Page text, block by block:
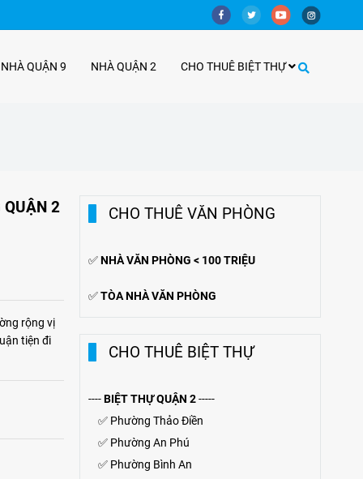
QUẬN 9 NHÀ QUẬN 2 CHO THUÊ BIỆT THỰ
QUẬN 2
rộng vị
tiện đi
CHO THUÊ VĂN PHÒNG
✅NHÀ VĂN PHÒNG < 100 TRIỆU
✅TÒA NHÀ VĂN PHÒNG
CHO THUÊ BIỆT THỰ
----BIỆT THỰ QUẬN 2-----
✅ Phường Thảo Điền
✅ Phường An Phú
✅ Phường Bình An